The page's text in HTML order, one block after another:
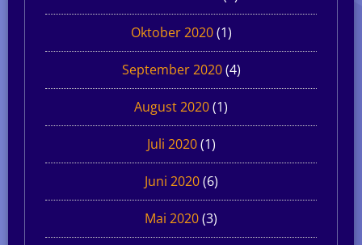
Oktober 2020(1)
September 2020(4)
August 2020(1)
Juli 2020(1)
Juni 2020(6)
Mai 2020(3)